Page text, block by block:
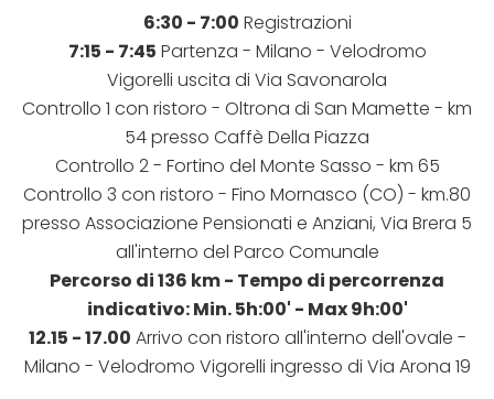
6:30 - 7:00 Registrazioni
7:15 - 7:45 Partenza - Milano - Velodromo
Vigorelli uscita di Via Savonarola
Controllo 1 con ristoro - Oltrona di San Mamette - km
54 presso Caffè Della Piazza
Controllo 2 - Fortino del Monte Sasso - km 65
Controllo 3 con ristoro - Fino Mornasco (CO) - km.80
presso Associazione Pensionati e Anziani, Via Brera 5
all'interno del Parco Comunale
Percorso di 136 km - Tempo di percorrenza
indicativo: Min. 5h:00' - Max 9h:00'
12.15 - 17.00 Arrivo con ristoro all'interno dell'ovale -
Milano - Velodromo Vigorelli ingresso di Via Arona 19